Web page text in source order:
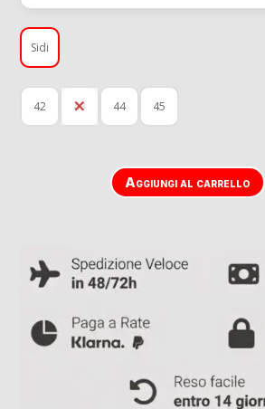
Sidi
42 43 44 45
Aggiungi al carrello